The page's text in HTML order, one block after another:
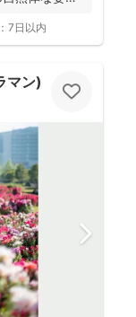
7日以内
マン)